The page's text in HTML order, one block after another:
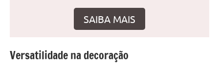
ambiente
SAIBA MAIS
Versatilidade na decoração